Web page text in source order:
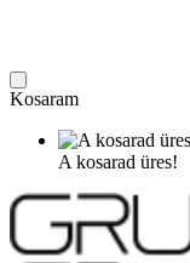
Kosaram
A kosarad üres!